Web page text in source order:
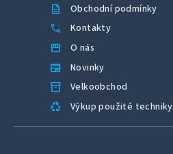
description Obchodní podmínky
call Kontakty
storefront O nás
newspaper Novinky
inventory_2 Velkoobchod
recycling Výkup použité techniky